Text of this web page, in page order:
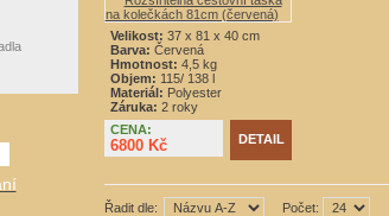
Velikost: 37 x 81 x 40 cm
Barva: Červená
Hmotnost: 4,5 kg
Objem: 115/ 138 l
Materiál: Polyester
Záruka: 2 roky
CENA:
6800 Kč DETAIL
Řadit dle: Počet: